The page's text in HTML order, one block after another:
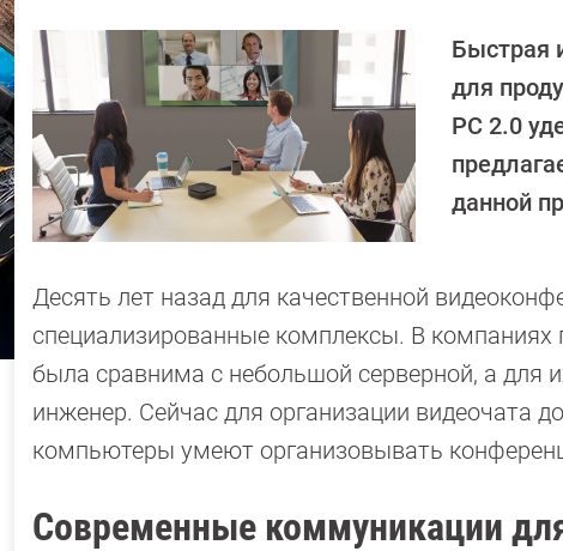
Дмитриева
Быстрая
для
PC 2.0
данной
Десять лет назад для качественной
специализированные комплексы. В
была сравнима с небольшой серверной, а для
инженер. Сейчас для организации видеочата
компьютеры умеют организовывать
Современные коммуникации